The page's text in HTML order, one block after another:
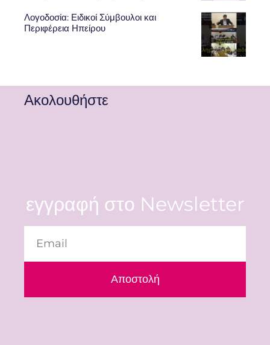
Λογοδοσία: Ειδικοί Σύμβουλοι και
Περιφέρεια Ηπείρου
Ακολουθήστε
εγγραφή στο Newsletter
Αποστολή